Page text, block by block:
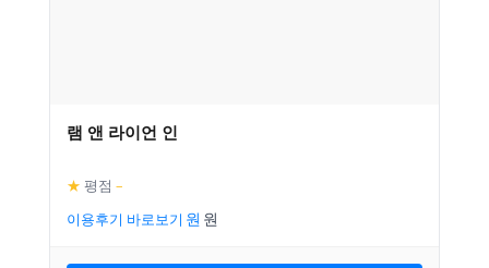
램 앤 라이언 인
★ 평점 –
이용후기 바로보기